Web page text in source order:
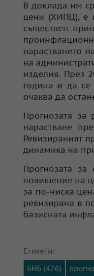
В доклада им
цени (ХИПЦ), е
съществен
нарастването
на
изделия. През
година и да се
очаква да
Прогнозата
нарастване
Ревизираният
динамика на
Прогнозата
повишение на
за по-ниска
ревизирана в
базисната
Етикети:
БНБ (476)